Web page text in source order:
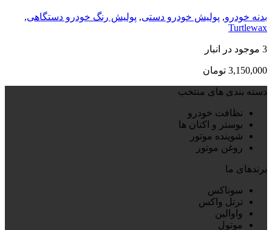
بدنه خودرو, پولیش خودرو دستی, پولیش رنگ خودرو دستگاهی,
Turtlewax
3 موجود در انبار
3,150,000 تومان
دسته بندی های منتخب
نظافت خودرو
بوستر و اکتان ها
شوینده موتور
روغن موتور
برندهای ما
سوناکس
ترتل واکس
واوالین
موتول